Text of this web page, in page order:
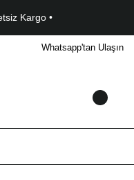
Kargo •
Whatsapp'tan Ulaşın